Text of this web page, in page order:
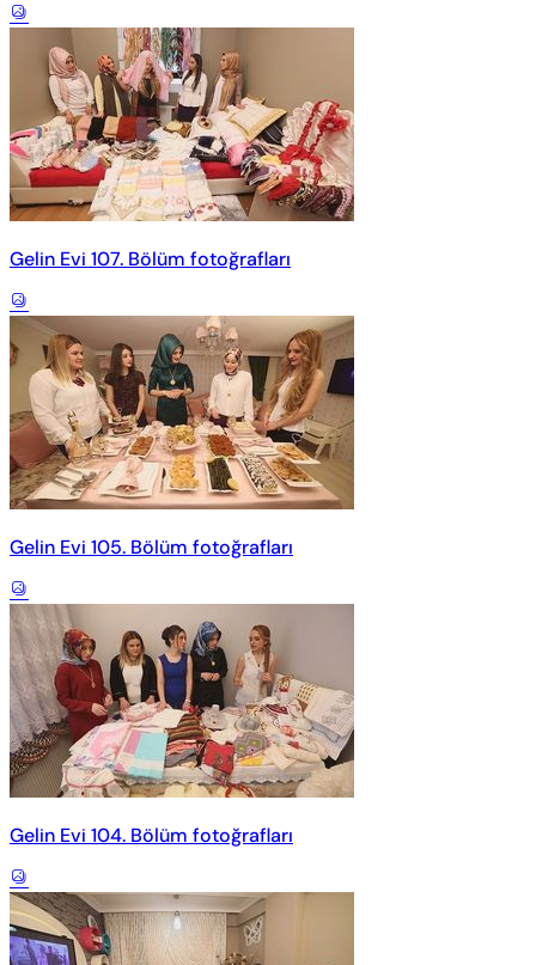
Gelin Evi 107. Bölüm fotoğrafları
Gelin Evi 105. Bölüm fotoğrafları
Gelin Evi 104. Bölüm fotoğrafları